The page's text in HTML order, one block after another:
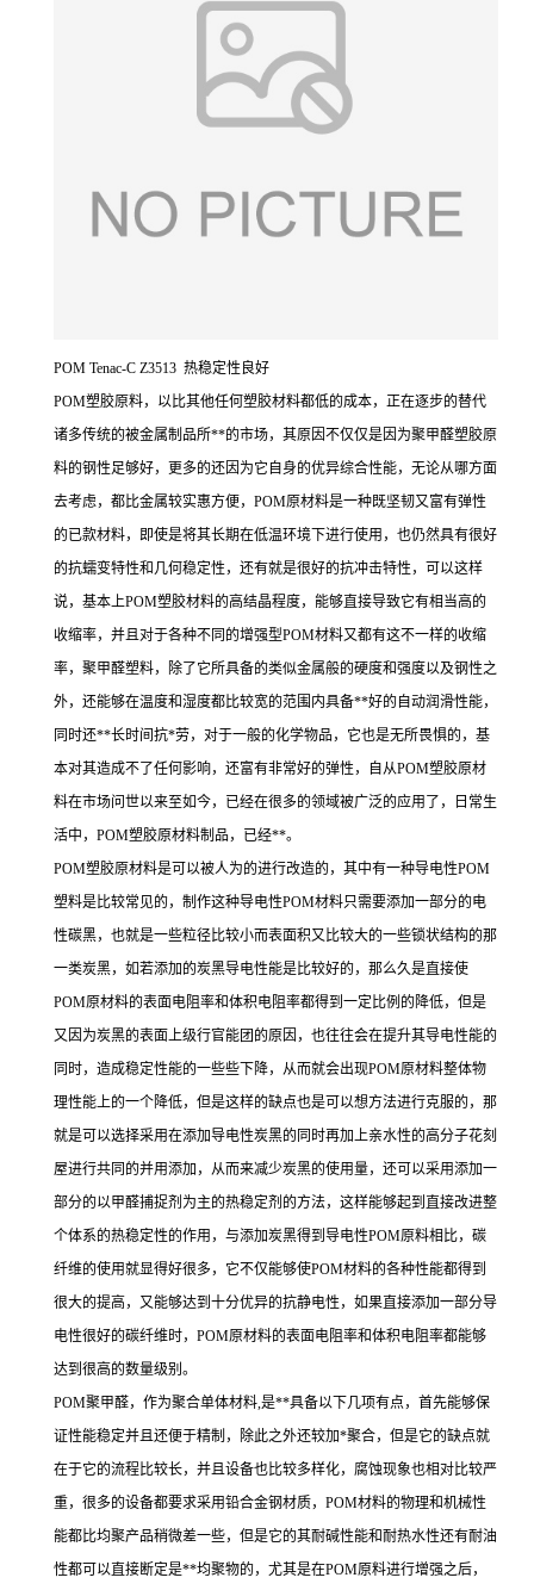
POM Tenac-C Z3513 热稳定性良好
POM塑胶原料，以比其他任何塑胶材料都低的成本，正在逐步的替代
诸多传统的被金属制品所**的市场，其原因不仅仅是因为聚甲醛塑胶原
料的钢性足够好，更多的还因为它自身的优异综合性能，无论从哪方面
去考虑，都比金属较实惠方便，POM原材料是一种既坚韧又富有弹性
的已款材料，即使是将其长期在低温环境下进行使用，也仍然具有很好
的抗蠕变特性和几何稳定性，还有就是很好的抗冲击特性，可以这样
说，基本上POM塑胶材料的高结晶程度，能够直接导致它有相当高的
收缩率，并且对于各种不同的增强型POM材料又都有这不一样的收缩
率，聚甲醛塑料，除了它所具备的类似金属般的硬度和强度以及钢性之
外，还能够在温度和湿度都比较宽的范围内具备**好的自动润滑性能，
同时还**长时间抗*劳，对于一般的化学物品，它也是无所畏惧的，基
本对其造成不了任何影响，还富有非常好的弹性，自从POM塑胶原材
料在市场问世以来至如今，已经在很多的领域被广泛的应用了，日常生
活中，POM塑胶原材料制品，已经**。
POM塑胶原材料是可以被人为的进行改造的，其中有一种导电性POM
塑料是比较常见的，制作这种导电性POM材料只需要添加一部分的电
性碳黑，也就是一些粒径比较小而表面积又比较大的一些锁状结构的那
一类炭黑，如若添加的炭黑导电性能是比较好的，那么久是直接使
POM原材料的表面电阻率和体积电阻率都得到一定比例的降低，但是
又因为炭黑的表面上级行官能团的原因，也往往会在提升其导电性能的
同时，造成稳定性能的一些些下降，从而就会出现POM原材料整体物
理性能上的一个降低，但是这样的缺点也是可以想方法进行克服的，那
就是可以选择采用在添加导电性炭黑的同时再加上亲水性的高分子花刻
屋进行共同的并用添加，从而来减少炭黑的使用量，还可以采用添加一
部分的以甲醛捕捉剂为主的热稳定剂的方法，这样能够起到直接改进整
个体系的热稳定性的作用，与添加炭黑得到导电性POM原料相比，碳
纤维的使用就显得好很多，它不仅能够使POM材料的各种性能都得到
很大的提高，又能够达到十分优异的抗静电性，如果直接添加一部分导
电性很好的碳纤维时，POM原材料的表面电阻率和体积电阻率都能够
达到很高的数量级别。
POM聚甲醛，作为聚合单体材料,是**具备以下几项有点，首先能够保
证性能稳定并且还便于精制，除此之外还较加*聚合，但是它的缺点就
在于它的流程比较长，并且设备也比较多样化，腐蚀现象也相对比较严
重，很多的设备都要求采用铅合金钢材质，POM材料的物理和机械性
能都比均聚产品稍微差一些，但是它的其耐碱性能和耐热水性还有耐油
性都可以直接断定是**均聚物的，尤其是在POM原料进行增强之后，